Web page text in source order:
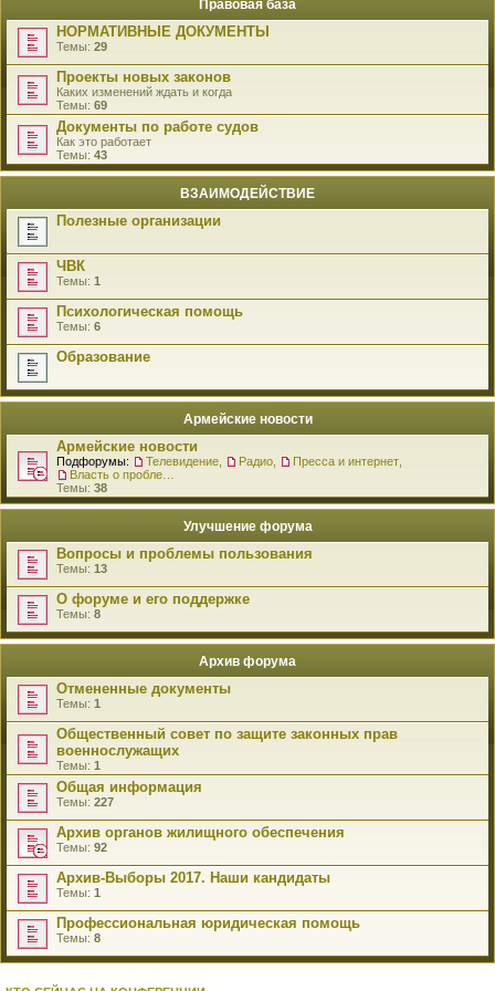
Правовая база
НОРМАТИВНЫЕ ДОКУМЕНТЫ
Темы: 29
Проекты новых законов
Каких изменений ждать и когда
Темы: 69
Документы по работе судов
Как это работает
Темы: 43
ВЗАИМОДЕЙСТВИЕ
Полезные организации
ЧВК
Темы: 1
Психологическая помощь
Темы: 6
Образование
Армейские новости
Армейские новости
Подфорумы: Телевидение Радио Пресса и интернет
Темы: 38
Улучшение форума
Вопросы и проблемы пользования
Темы: 13
О форуме и его поддержке
Темы: 8
Архив форума
Отмененные документы
Темы: 1
Общественный совет по защите законных прав
военнослужащих
Темы: 1
Общая информация
Темы: 227
Архив органов жилищного обеспечения
Темы: 92
Архив-Выборы 2017. Наши кандидаты
Темы: 1
Профессиональная юридическая помощь
Темы: 8